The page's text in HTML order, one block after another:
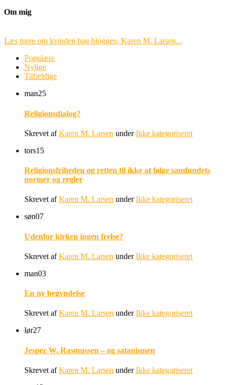
Om mig
Læs mere om kvinden bag bloggen, Karen M. Larsen...
Populære
Nylige
Tilfældige
man25
Religionsdialog?
Skrevet afKaren M. Larsen underIkke kategoriseret
tors15
Religionsfriheden og retten til ikke at følge samfundets
normer og regler
Skrevet afKaren M. Larsen underIkke kategoriseret
søn07
Udenfor kirken ingen frelse?
Skrevet afKaren M. Larsen underIkke kategoriseret
man03
En ny begyndelse
Skrevet afKaren M. Larsen underIkke kategoriseret
lør27
Jesper W. Rasmussen – og satanismen
Skrevet afKaren M. Larsen underIkke kategoriseret